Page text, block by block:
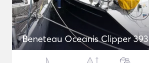
Beneteau Oceanis Clipper 393